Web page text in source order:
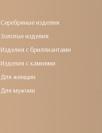
Серебряные изделия
Золотые изделия
Изделия с бриллиантами
Изделия с камнями
Для женщин
Для мужчин